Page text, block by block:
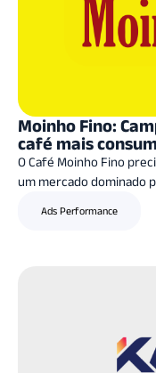
Moinho Fino:
café mais
O Café Moinho Fino
um mercado dominado
Ads Performance